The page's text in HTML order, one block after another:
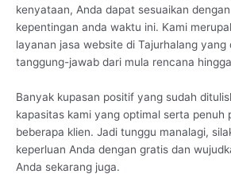
kenyataan, Anda dapat sesuaikan
kepentingan anda waktu ini. Kami
layanan jasa website di Tajurhalang yang
tanggung-jawab dari mula rencana
Banyak kupasan positif yang sudah
kapasitas kami yang optimal serta penuh
beberapa klien. Jadi tunggu manalagi,
keperluan Anda dengan gratis dan
Anda sekarang juga.